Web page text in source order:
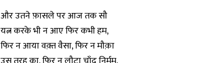
और उतने फ़ासले पर आज तक सौ
यत्न करके भी न आए फिर कभी हम,
फिर न आया वक़्त वैसा, फिर न मौक़ा